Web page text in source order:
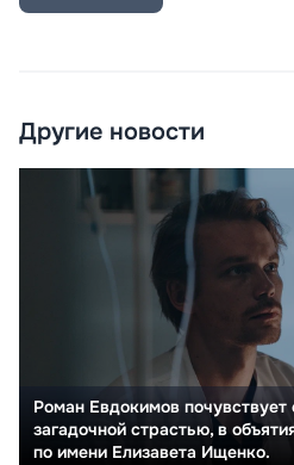
Другие новости
Роман Евдокимов
загадочной страстью, в
по имени Елизавета Ищенко.